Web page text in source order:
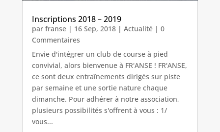
Inscriptions 2018 – 2019
par franse| 16 Sep, 2018| Actualité| 0
Commentaires
Envie d'intégrer un club de course à pied
convivial, alors bienvenue à FR'ANSE ! FR'ANSE,
ce sont deux entraînements dirigés sur piste
par semaine et une sortie nature chaque
dimanche. Pour adhérer à notre association,
plusieurs possibilités s'offrent à vous : 1/
vous...